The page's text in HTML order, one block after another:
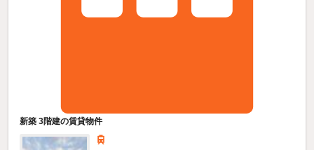
新築 3階建の賃貸物件